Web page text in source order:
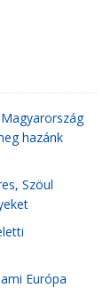
hazánk
Szöul
Európa